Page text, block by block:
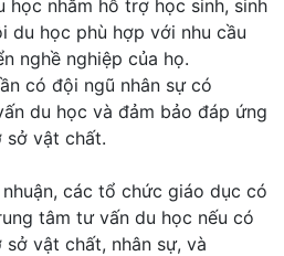
học nhằm hỗ trợ học sinh, sinh
du học phù hợp với nhu cầu
nghề nghiệp của họ.
có đội ngũ nhân sự có
du học và đảm bảo đáp ứng
sở vật chất.
các tổ chức giáo dục có
tâm tư vấn du học nếu có
vật chất, nhân sự, và